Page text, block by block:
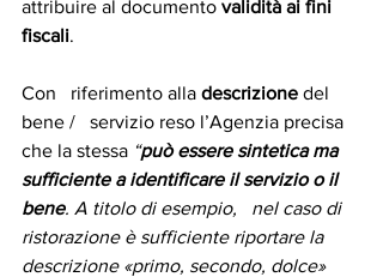
attribuire al documento validità ai fini
fiscali.
Con   riferimento alla descrizione del
bene /   servizio reso l’Agenzia precisa
che la stessa “può essere sintetica ma
sufficiente a identificare il servizio o il
bene. A titolo di esempio,   nel caso di
ristorazione è sufficiente riportare la
descrizione «primo, secondo, dolce»